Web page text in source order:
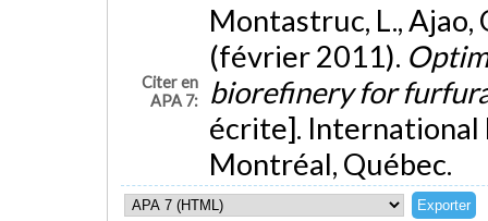
Citer en
APA 7:
Montastruc, L., Ajao,
(février 2011).
biorefinery for
écrite]. International
Montréal, Québec.